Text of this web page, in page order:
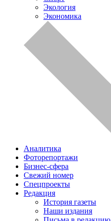
Экология
Экономика
Аналитика
Фоторепортажи
Бизнес-сфера
Свежий номер
Спецпроекты
Редакция
История газеты
Наши издания